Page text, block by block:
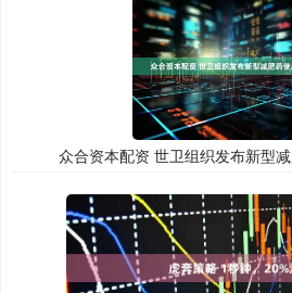
众合资本配资 世卫组织发布新型